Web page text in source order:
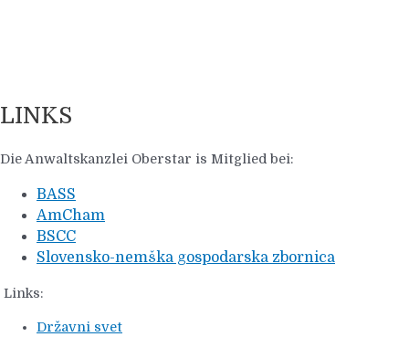
LINKS
Die Anwaltskanzlei Oberstar is Mitglied bei:
BASS
AmCham
BSCC
Slovensko-nemška gospodarska zbornica
Links:
Državni svet